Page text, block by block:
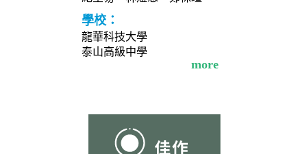
學校：
龍華科技大學
泰山高級中學
more